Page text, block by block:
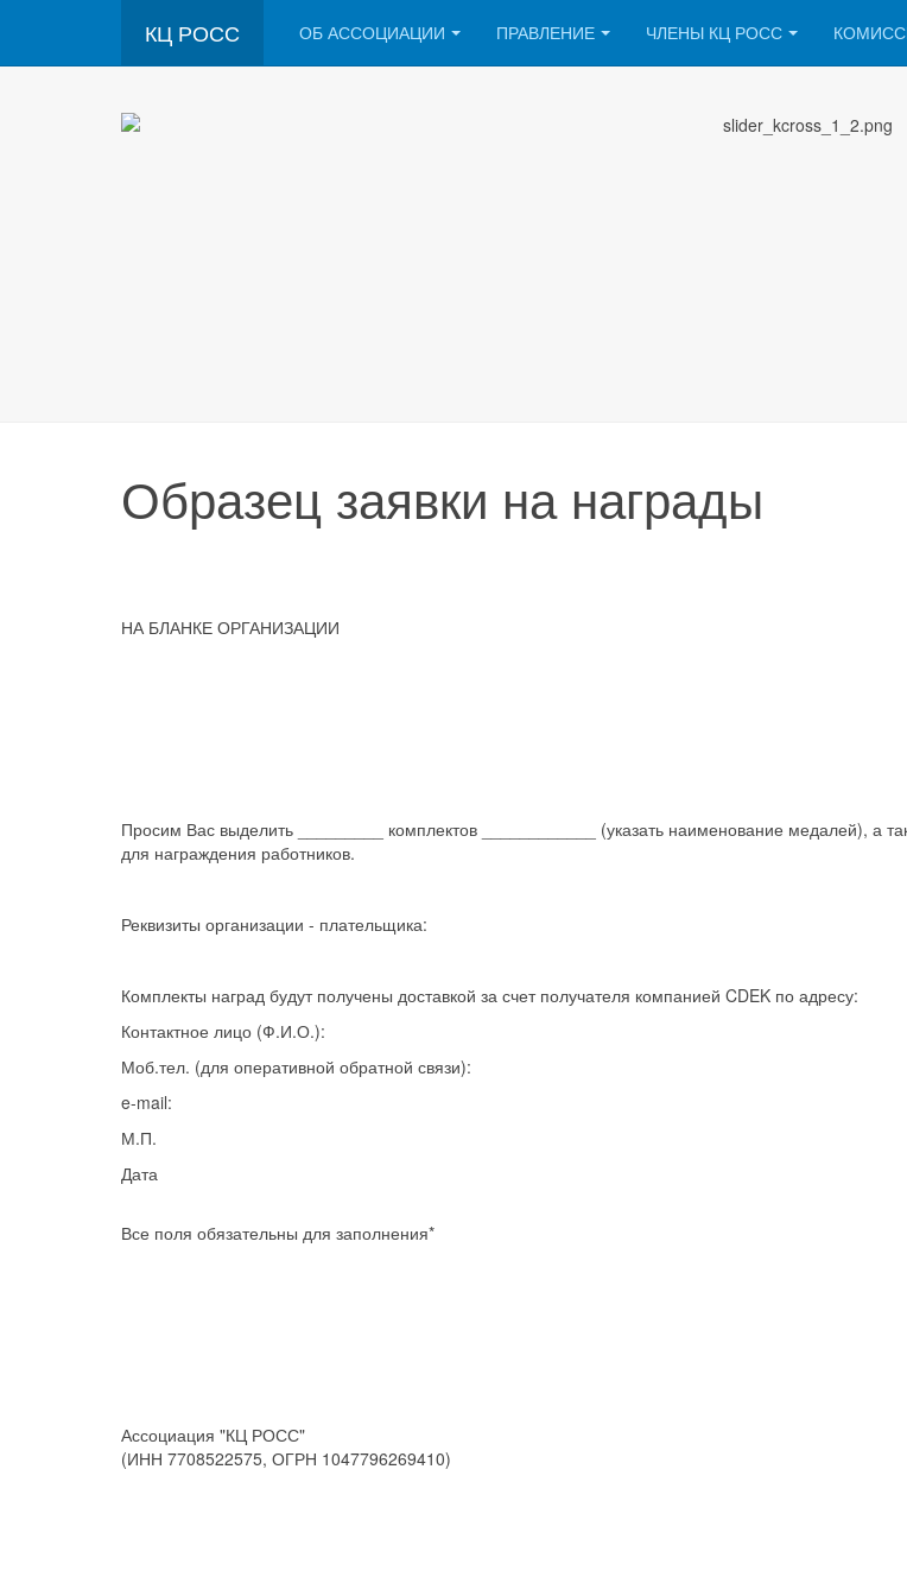
КЦ РОСС ОБ АССОЦИАЦИИ ПРАВЛЕНИЕ ЧЛЕНЫ КЦ РОСС
Образец заявки на награды
НА БЛАНКЕ ОРГАНИЗАЦИИ
Просим Вас выделить _________ комплектов ____________ (указать наименование медалей), а
для награждения работников.
Реквизиты организации - плательщика:
Комплекты наград будут получены доставкой за счет получателя компанией CDEK по адресу:
Контактное лицо (Ф.И.О.):
Моб.тел. (для оперативной обратной связи):
e-mail:
М.П.
Дата
Все поля обязательны для заполнения*
Ассоциация "КЦ РОСС"
(ИНН 7708522575, ОГРН 1047796269410)